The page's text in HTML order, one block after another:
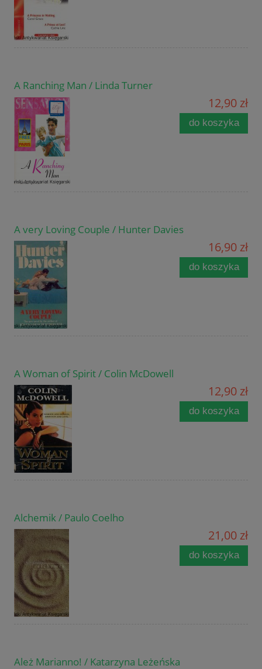
A Ranching Man / Linda Turner
12,90 zł
do koszyka
A very Loving Couple / Hunter Davies
16,90 zł
do koszyka
A Woman of Spirit / Colin McDowell
12,90 zł
do koszyka
Alchemik / Paulo Coelho
21,00 zł
do koszyka
Ależ Marianno! / Katarzyna Leżeńska